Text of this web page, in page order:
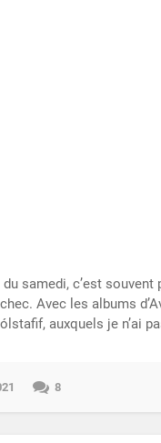
samedi, c’est souvent
Avec les albums
auxquels je n’ai
8